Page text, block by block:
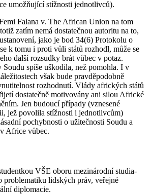
umožňující stížnosti jednotlivců).
Falana v. The African Union na tom
zatím nemá dostatečnou autoritu na to,
jako je bod 34(6) Protokolu o
k tomu i proti vůli států rozhodl, může se
další rozsudky brát vůbec v potaz.
spíše uškodila, než pomohla. I v
však bude pravděpodobně
rozhodnutí. Vlády afrických států
dostatečně motivovány ani silou Africké
Jen budoucí případy (vznesené
jež povolila stížnosti i jednotlivcům)
pochybnosti o užitečnosti Soudu a
Africe vůbec.
VŠE oboru mezinárodní studia-
problematiku lidských práv, veřejné
diplomacie.